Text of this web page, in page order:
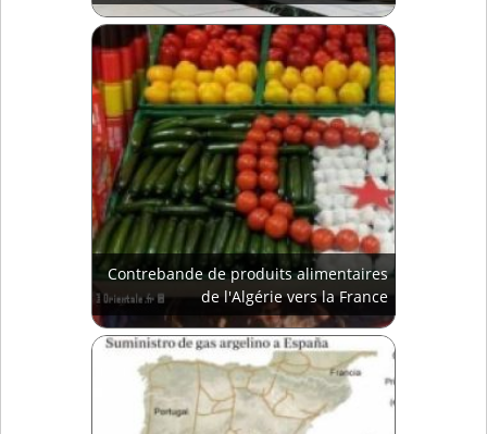
Contrebande de produits alimentaires
de l'Algérie vers la France